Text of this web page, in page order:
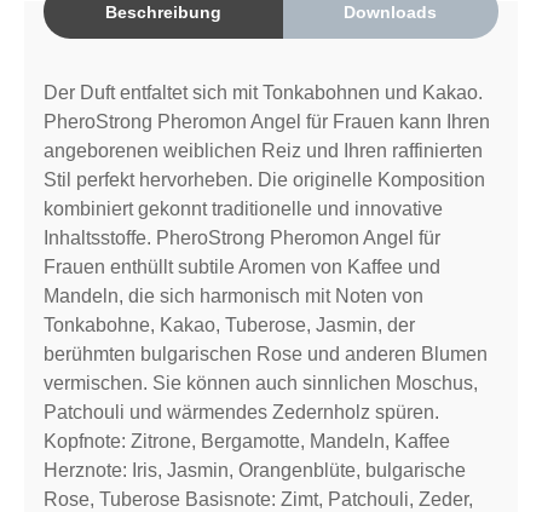
Beschreibung Downloads
Der Duft entfaltet sich mit Tonkabohnen und Kakao.
PheroStrong Pheromon Angel für Frauen kann Ihren
angeborenen weiblichen Reiz und Ihren raffinierten
Stil perfekt hervorheben. Die originelle Komposition
kombiniert gekonnt traditionelle und innovative
Inhaltsstoffe. PheroStrong Pheromon Angel für
Frauen enthüllt subtile Aromen von Kaffee und
Mandeln, die sich harmonisch mit Noten von
Tonkabohne, Kakao, Tuberose, Jasmin, der
berühmten bulgarischen Rose und anderen Blumen
vermischen. Sie können auch sinnlichen Moschus,
Patchouli und wärmendes Zedernholz spüren.
Kopfnote: Zitrone, Bergamotte, Mandeln, Kaffee
Herznote: Iris, Jasmin, Orangenblüte, bulgarische
Rose, Tuberose Basisnote: Zimt, Patchouli, Zeder,